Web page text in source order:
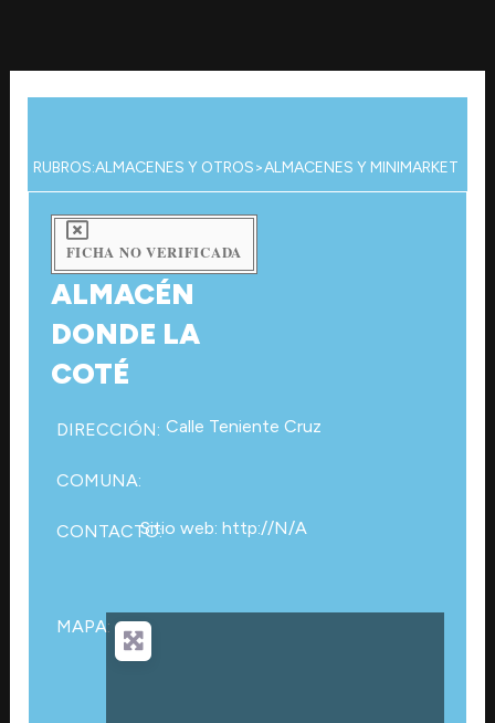
contenido
RUBROS:ALMACENES Y OTROS>ALMACENES Y MINIMARKET
FICHA NO VERIFICADA
ALMACÉN
DONDE LA
COTÉ
DIRECCIÓN: Calle Teniente Cruz
COMUNA:
CONTACTO:Sitio web: http://N/A
MAPA: